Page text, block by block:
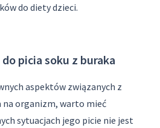
do diety dzieci.
picia soku z buraka
aspektów związanych z
na organizm, warto mieć
sytuacjach jego picie nie jest